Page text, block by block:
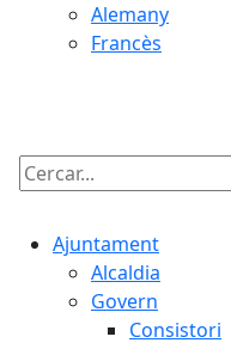
Alemany
Francès
Cercar:
Ajuntament
Alcaldia
Govern
Consistori